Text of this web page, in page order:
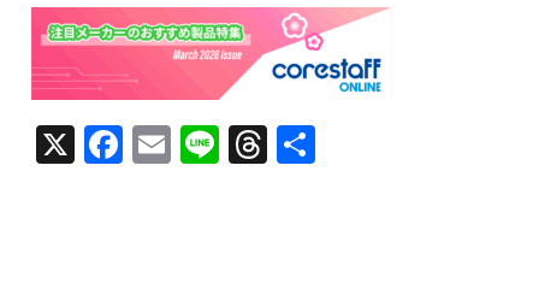
X F
a
E
m
Li
n
T
h